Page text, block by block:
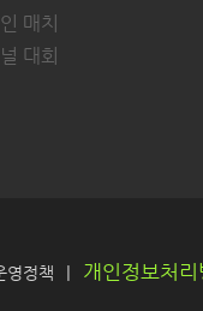
매치
대회
영정책 | 개인정보처